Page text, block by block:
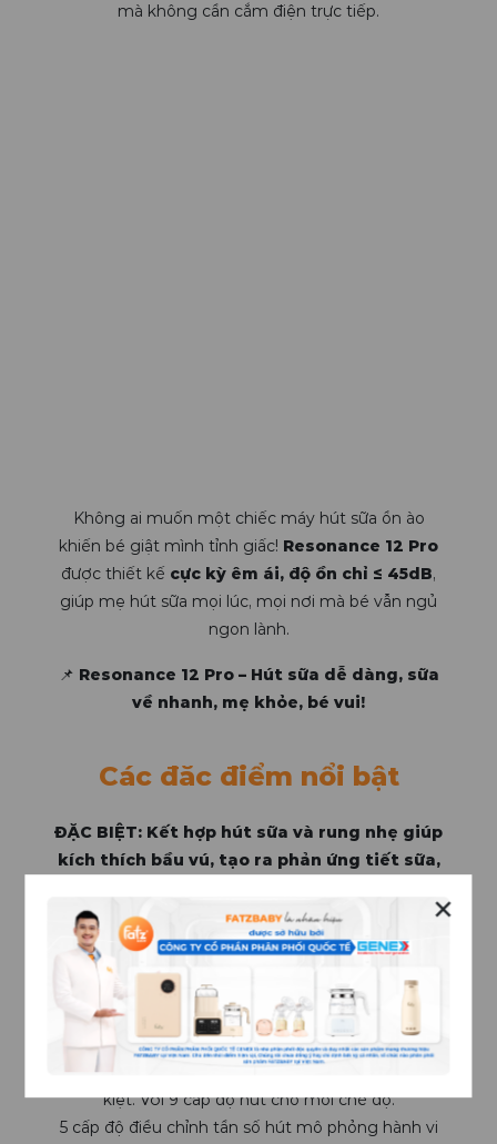
✕
mà không cần cắm điện trực tiếp.
Không ai muốn một chiếc máy hút sữa ồn ào
khiến bé giật mình tỉnh giấc! Resonance 12 Pro
được thiết kế cực kỳ êm ái, độ ồn chỉ ≤ 45dB,
giúp mẹ hút sữa mọi lúc, mọi nơi mà bé vẫn ngủ
ngon lành.
📌 Resonance 12 Pro – Hút sữa dễ dàng, sữa
về nhanh, mẹ khỏe, bé vui!
Các đăc điểm nổi bật
ĐẶC BIỆT: Kết hợp hút sữa và rung nhẹ giúp
kích thích bầu vú, tạo ra phản ứng tiết sữa,
2-trong-1: Có thể hút đơn hoặc hút đôi phù hợp
với mọi nhu cầu của mẹ.
Sử dụng bình sữa PPSU (Polyphennysulfone) chất
lượng cao, siêu bền và an toàn cho bé.
Hút mạnh và mềm mại với 4 chế độ hoạt động:
Chế độ mát xa/ kích thích/ hút sữa/ kích thích hút
kiệt. Với 9 cấp độ hút cho mỗi chế độ.
5 cấp độ điều chỉnh tần số hút mô phỏng hành vi